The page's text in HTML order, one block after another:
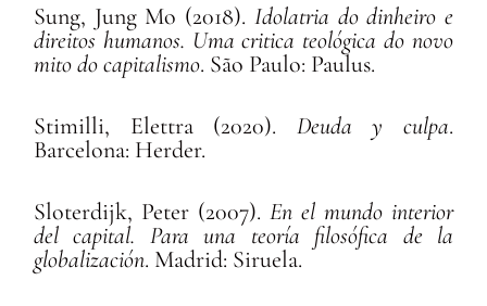
Sung, Jung Mo (2018). Idolatria do dinheiro e
direitos humanos. Uma critica teológica do novo
mito do capitalismo. São Paulo: Paulus.
Stimilli, Elettra (2020). Deuda y culpa.
Barcelona: Herder.
Sloterdijk, Peter (2007). En el mundo interior
del capital. Para una teoría filosófica de la
globalización. Madrid: Siruela.